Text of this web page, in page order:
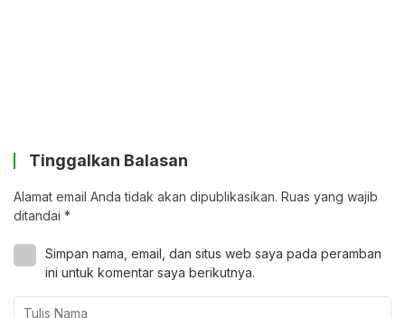
Tinggalkan Balasan
Alamat email Anda tidak akan dipublikasikan. Ruas yang wajib
ditandai *
Simpan nama, email, dan situs web saya pada peramban
ini untuk komentar saya berikutnya.